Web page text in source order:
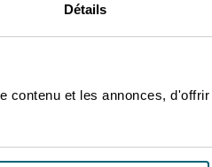
Détails
contenu et les annonces,
à vos